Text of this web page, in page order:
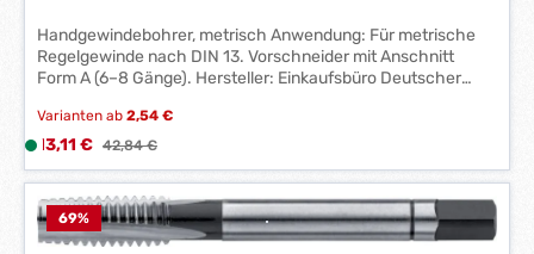
e
*
*
i
t
:
1
3
W
e
r
Handgewindebohrer, metrisch Anwendung: Für metrische
Regelgewinde nach DIN 13. Vorschneider mit Anschnitt
Form A (6–8 Gänge). Hersteller: Einkaufsbüro Deutscher
+4920260960, webkontakt@ede.de
Varianten ab 2,54 €
Verkaufspreis:
L
i
e
f
e
13,11 € Regulärer Preis:
42,84 €
69%